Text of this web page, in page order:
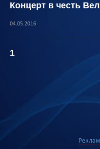
Концерт в честь
04.05.2016
1